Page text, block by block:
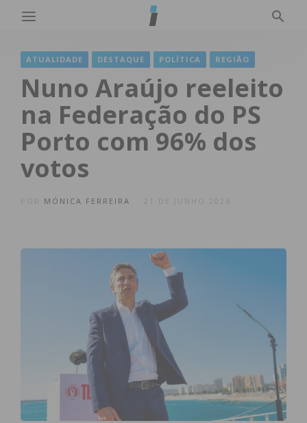
ATUALIDADE DESTAQUE POLÍTICA REGIÃO
Nuno Araújo reeleito
na Federação do PS
Porto com 96% dos
votos
MÓNICA FERREIRA